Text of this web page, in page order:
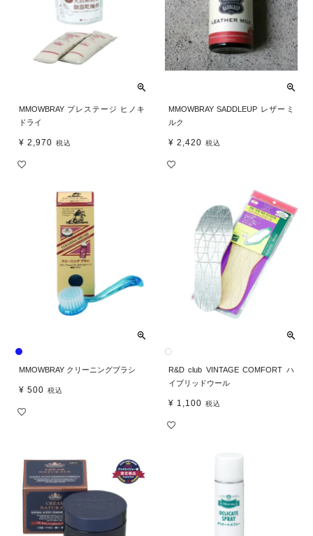
MMOWBRAY プレステージ ヒノキ
ドライ
¥ 2,970 税込
MMOWBRAY SADDLEUP レザーミ
ルク
¥ 2,420 税込
MMOWBRAY クリーニングブラシ
¥ 500 税込
R&D club VINTAGE COMFORT ハ
イブリッドウール
¥ 1,100 税込